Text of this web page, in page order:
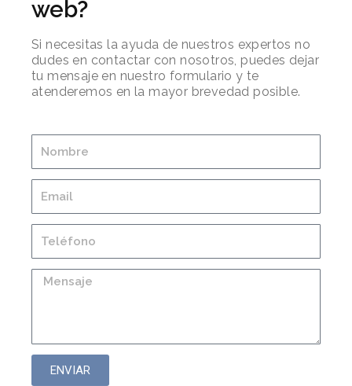
web?
Si necesitas la ayuda de nuestros expertos no
dudes en contactar con nosotros, puedes dejar
tu mensaje en nuestro formulario y te
atenderemos en la mayor brevedad posible.
ENVIAR